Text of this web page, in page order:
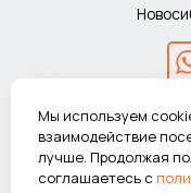
© 2026 Автомагазин
Мы используем
взаимодействие
лучше. Продолжая
соглашаетесь с